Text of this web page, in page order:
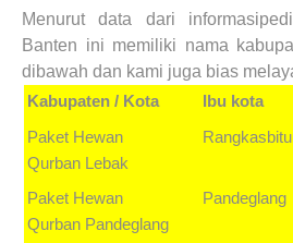
Menurut data dari
Banten ini memiliki nama
dibawah dan kami juga bias
Kabupaten / Kota Ibu kota
Paket Hewan
Qurban
Lebak
Paket Hewan
Qurban Pandeglang
Pandeglang